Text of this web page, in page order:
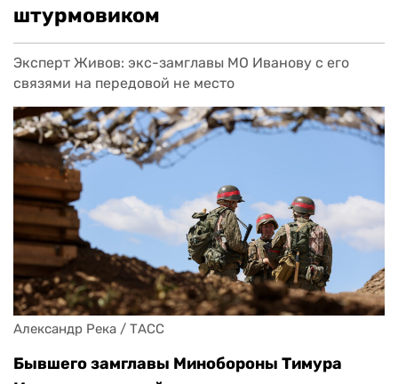
штурмовиком
Эксперт Живов: экс-замглавы МО Иванову с его
связями на передовой не место
Александр Река / ТАСС
Бывшего замглавы Минобороны Тимура